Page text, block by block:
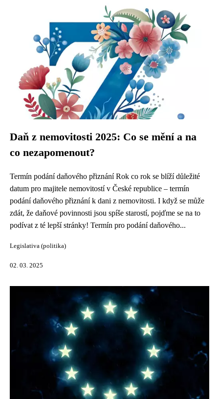
Daň z nemovitosti 2025: Co se mění a na
co nezapomenout?
Termín podání daňového přiznání Rok co rok se blíží důležité
datum pro majitele nemovitostí v České republice – termín
podání daňového přiznání k dani z nemovitosti. I když se může
zdát, že daňové povinnosti jsou spíše starostí, pojďme se na to
podívat z té lepší stránky! Termín pro podání daňového...
Legislativa (politika)
02. 03. 2025